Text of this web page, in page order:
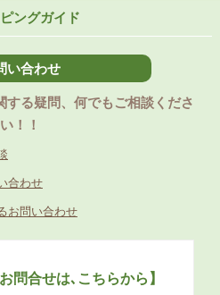
ングガイド
い合わせ
する疑問、何でもご相談くださ
い！！
合わせ
お問い合わせ
問合せは､こちらから】